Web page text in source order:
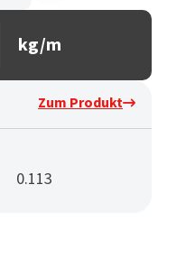
kg/m
Zum Produkt
0.113